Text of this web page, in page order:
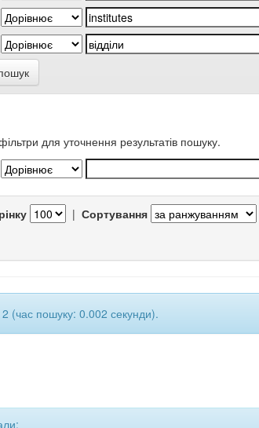
для уточнення результатів пошуку.
| Сортування
2 (час пошуку: 0.002 секунди).